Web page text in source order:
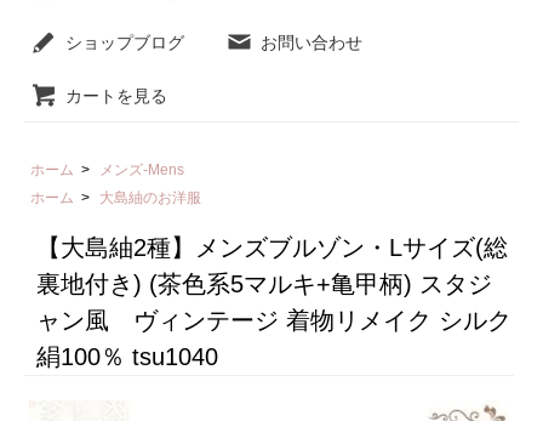
ショップブログ お問い合わせ
カートを見る
ホーム >
メンズ-Mens
ホーム > 大島紬のお洋服
【大島紬2種】メンズブルゾン・Lサイズ(総
裏地付き) (茶色系5マルキ+亀甲柄) スタジ
ャン風 ヴィンテージ 着物リメイク シルク
絹100％ tsu1040